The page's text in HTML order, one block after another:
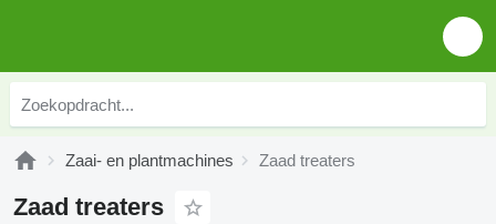
Zaai- en plantmachines Zaad treaters
Zaad treaters